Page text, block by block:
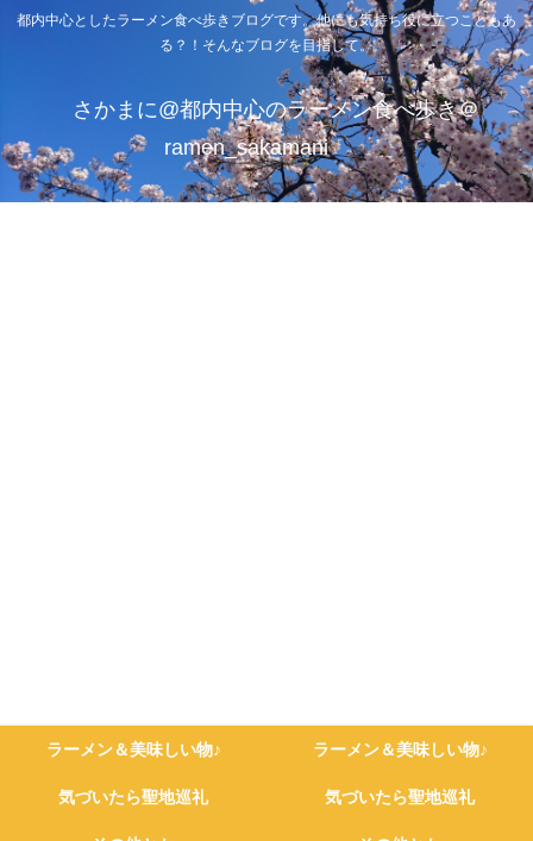
都内中心としたラーメン食べ歩きブログです。他にも気持ち役に立つこともあ
る？！そんなブログを目指して。
さかまに@都内中心のラーメン食べ歩き＠
ramen_sakamani
ラーメン＆美味しい物♪ ラーメン＆美味しい物♪
気づいたら聖地巡礼 気づいたら聖地巡礼